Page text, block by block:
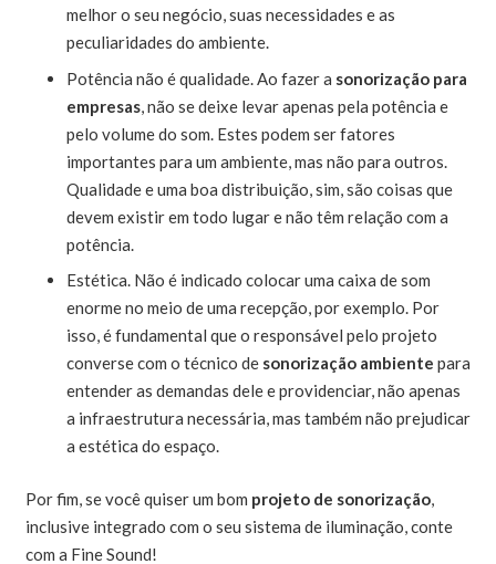
melhor o seu negócio, suas necessidades e as
peculiaridades do ambiente.
Potência não é qualidade. Ao fazer a sonorização para
empresas, não se deixe levar apenas pela potência e
pelo volume do som. Estes podem ser fatores
importantes para um ambiente, mas não para outros.
Qualidade e uma boa distribuição, sim, são coisas que
devem existir em todo lugar e não têm relação com a
potência.
Estética. Não é indicado colocar uma caixa de som
enorme no meio de uma recepção, por exemplo. Por
isso, é fundamental que o responsável pelo projeto
converse com o técnico de sonorização ambiente para
entender as demandas dele e providenciar, não apenas
a infraestrutura necessária, mas também não prejudicar
a estética do espaço.
Por fim, se você quiser um bom projeto de sonorização,
inclusive integrado com o seu sistema de iluminação, conte
com a Fine Sound!